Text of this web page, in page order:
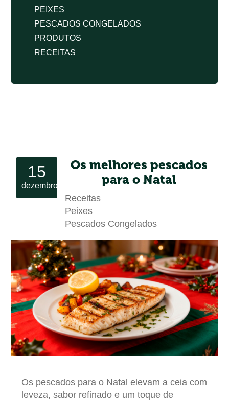
PEIXES
PESCADOS CONGELADOS
PRODUTOS
RECEITAS
15
dezembro
Os melhores pescados
para o Natal
Receitas
Peixes
Pescados Congelados
Os pescados para o Natal elevam a ceia com
leveza, sabor refinado e um toque de